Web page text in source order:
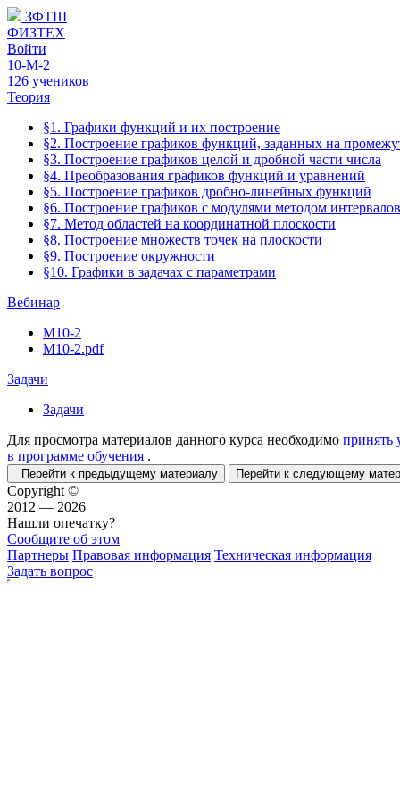
ЗФТШ
ФИЗТЕХ
Войти
10-М-2
126 учеников
Теория
§1. Графики функций и их построение
§2. Построение графиков функций, заданных на
§3. Построение графиков целой и дробной части числа
§4. Преобразования графиков функций и уравнений
§5. Построение графиков дробно-линейных функций
§6. Построение графиков с модулями методом интервалов
§7. Метод областей на координатной плоскости
§8. Построение множеств точек на плоскости
§9. Построение окружности
§10. Графики в задачах с параметрами
Вебинар
М10-2
М10-2.pdf
Задачи
Задачи
Для просмотра материалов данного курса необходимо принять
в программе обучения .
Перейти к предыдущему материалу Перейти к следующему
Copyright ©
2012 — 2026
Нашли опечатку?
Сообщите об этом
Партнеры Правовая информация Техническая информация
Задать вопрос